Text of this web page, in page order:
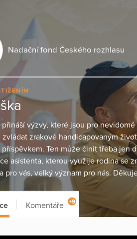
Nadační fond Českého rozhlasu
výzvy, které jsou pro nevidomé
zvládat zrakově handicapovaným
příspěvkem. Ten může činit třeba jen
asistenta, kterou využije rodina se
pro vás, velký význam pro nás.
Komentáře +9